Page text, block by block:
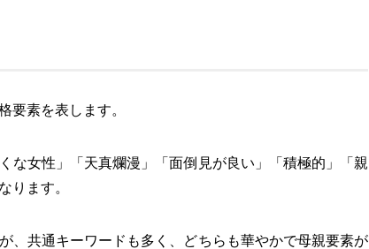
要素を表します。
な女性」「天真爛漫」「面倒見が良い」「積極的」「親
ります。
、共通キーワードも多く、どちらも華やかで母親要素が